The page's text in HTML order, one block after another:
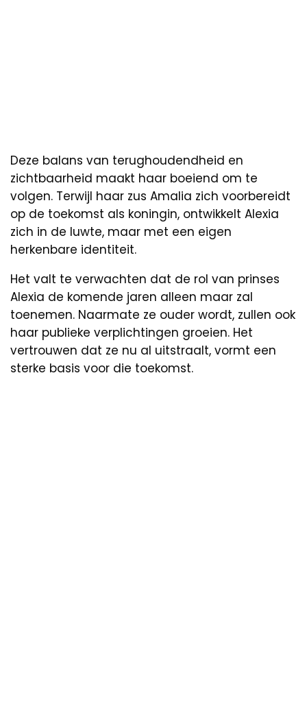
Deze balans van terughoudendheid en
zichtbaarheid maakt haar boeiend om te
volgen. Terwijl haar zus Amalia zich voorbereidt
op de toekomst als koningin, ontwikkelt Alexia
zich in de luwte, maar met een eigen
herkenbare identiteit.
Het valt te verwachten dat de rol van prinses
Alexia de komende jaren alleen maar zal
toenemen. Naarmate ze ouder wordt, zullen ook
haar publieke verplichtingen groeien. Het
vertrouwen dat ze nu al uitstraalt, vormt een
sterke basis voor die toekomst.